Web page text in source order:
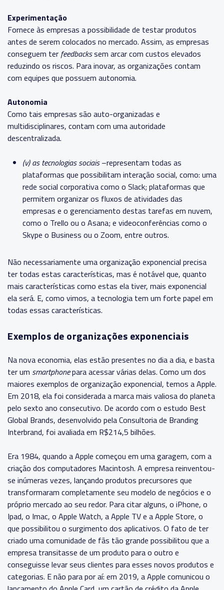
Experimentação
Fornece às empresas a possibilidade de testar produtos
antes de serem colocados no mercado. Assim, as empresas
conseguem ter feedbackssem arcar com custos elevados
reduzindo os riscos. Para inovar, as organizações contam
com equipes que possuem autonomia.
Autonomia
Como tais empresas são auto-organizadas e
multidisciplinares, contam com uma autoridade
descentralizada.
(v) as tecnologias sociais–representam todas as
plataformas que possibilitam interação social, como: uma
rede social corporativa como o Slack; plataformas que
permitem organizar os fluxos de atividades das
empresas e o gerenciamento destas tarefas em nuvem,
como o Trello ou o Asana; e videoconferências como o
Skype o Business ou o Zoom, entre outros.
Não necessariamente uma organização exponencial precisa
ter todas estas características, mas é notável que, quanto
mais características como estas ela tiver, mais exponencial
ela será. E, como vimos, a tecnologia tem um forte papel em
todas essas características.
Exemplos de organizações exponenciais
Na nova economia, elas estão presentes no dia a dia, e basta
ter um smartphonepara acessar várias delas. Como um dos
maiores exemplos de organização exponencial, temos a Apple.
Em 2018, ela foi considerada a marca mais valiosa do planeta
pelo sexto ano consecutivo. De acordo com o estudo Best
Global Brands, desenvolvido pela Consultoria de Branding
Interbrand, foi avaliada em R$214,5 bilhões.
Era 1984, quando a Apple começou em uma garagem, com a
criação dos computadores Macintosh. A empresa reinventou-
se inúmeras vezes, lançando produtos precursores que
transformaram completamente seu modelo de negócios e o
próprio mercado ao seu redor. Para citar alguns, o iPhone, o
Ipad, o Imac, o Apple Watch, a Apple TV e a Apple Store, o
que possibilitou o surgimento dos aplicativos. O fato de ter
criado uma comunidade de fãs tão grande possibilitou que a
empresa transitasse de um produto para o outro e
conseguisse levar seus clientes para esses novos produtos e
categorias. E não para por aí: em 2019, a Apple comunicou o